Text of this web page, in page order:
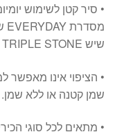
• סיר קטן לשימוש
מסדרתEVERYDAY
שיש
TRIPLE STONE
• הציפוי אינו מאפשר
שמן קטנה או ללא שמן.
• מתאים לכל סוגי